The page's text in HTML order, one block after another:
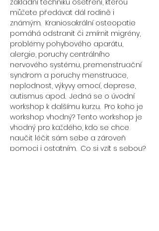
základní techniku ošetření, kterou
můžete předávat dál rodině i
známým.  Kraniosakrální osteopatie
pomáhá odstranit či zmírnit migrény,
problémy pohybového aparátu,
alergie, poruchy centrálního
nervového systému, premenstruační
syndrom a poruchy menstruace,
neplodnost, výkyvy emocí, deprese,
autismus apod.  Jedná se o úvodní
workshop k dalšímu kurzu.  Pro koho je
workshop vhodný? Tento workshop je
vhodný pro každého, kdo se chce
naučit léčit sám sebe a zároveň
pomoci i ostatním.  Co si vzít s sebou?